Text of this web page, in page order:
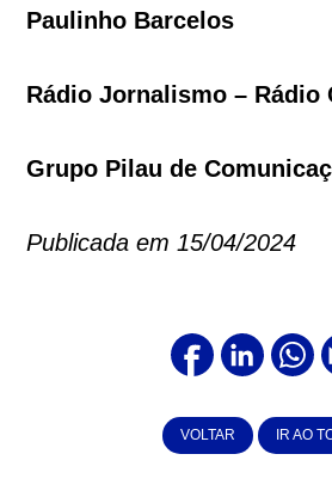
Paulinho Barcelos
Rádio Jornalismo – Rádio
Grupo Pilau de
Publicada em 15/04/2024
VOLTAR IR AO